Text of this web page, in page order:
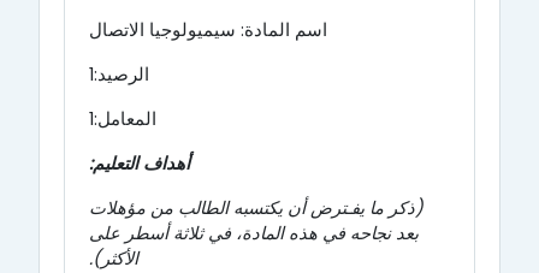
اسم المادة: سيميولوجيا الاتصال
الرصيد:1
المعامل:1
أهداف التعليم:
(ذكر ما يفـترض أن يكتسبه الطالب من مؤهلات
بعد نجاحه في هذه المادة، في ثلاثة أسطر على
الأكثر).